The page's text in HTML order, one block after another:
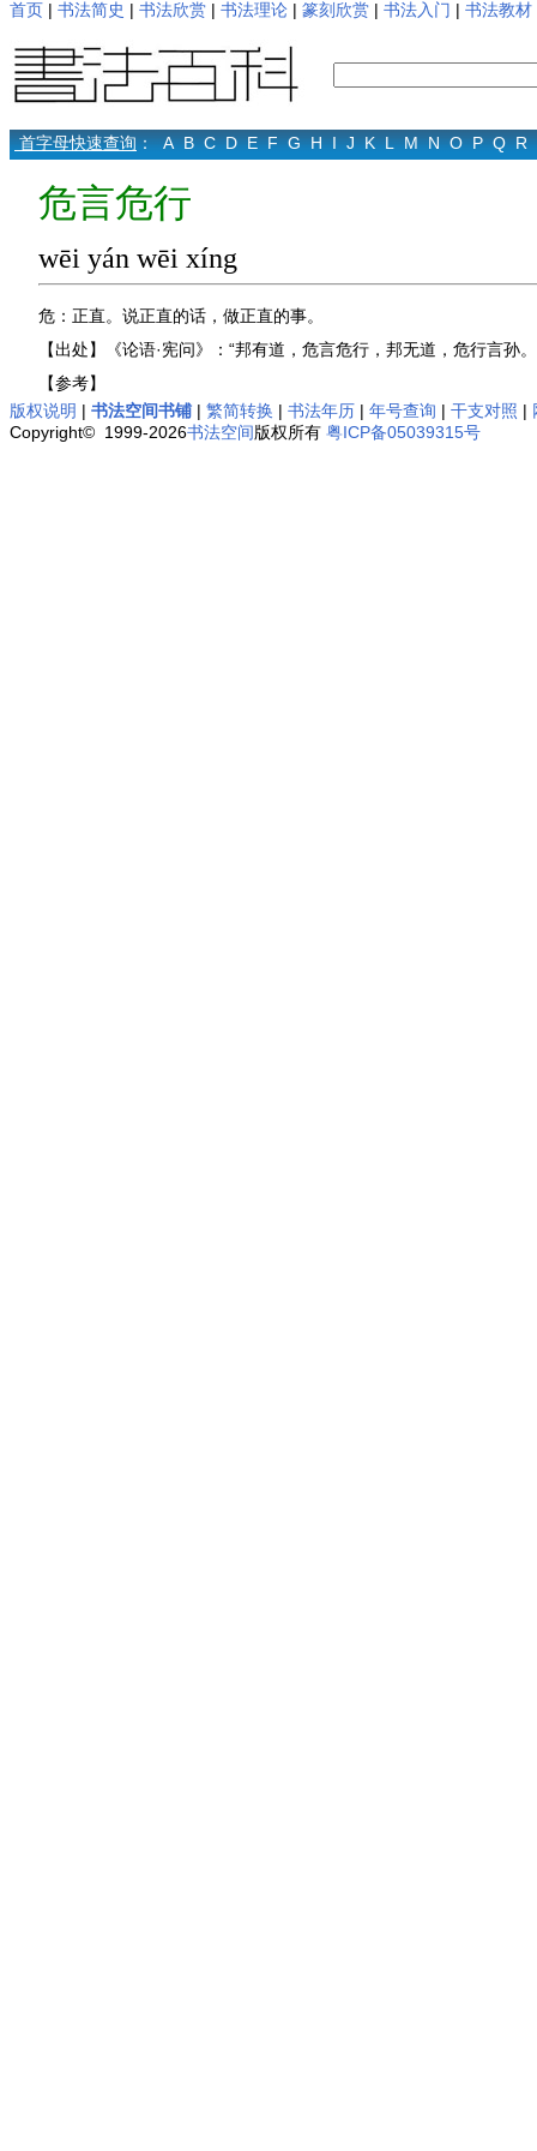
首页 | 书法简史 | 书法欣赏 | 书法理论 | 篆刻欣赏 | 书法入门 | 书法教材
首字母快速查询： A B C D E F G H I J K L M N O P Q R
危言危行
wēi yán wēi xíng
危：正直。说正直的话，做正直的事。
【出处】《论语·宪问》：“邦有道，危言危行，邦无道，危行言孙。
【参考】
版权说明 | 书法空间书铺 | 繁简转换 | 书法年历 | 年号查询 | 干支对照 |
Copyright© 1999-2026书法空间版权所有 粤ICP备05039315号